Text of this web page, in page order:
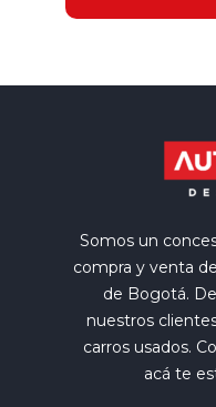
Somos un
compra y venta
de Bogotá.
nuestros
carros usados.
acá te